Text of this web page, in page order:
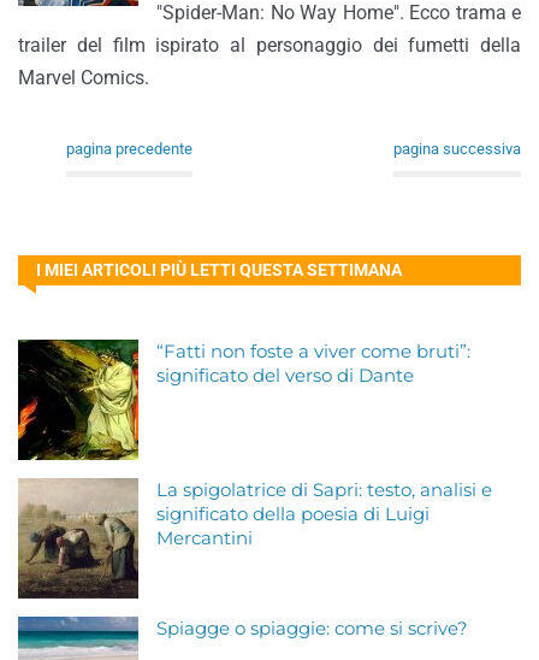
"Spider-Man: No Way Home". Ecco trama e
trailer del film ispirato al personaggio dei fumetti della
Marvel Comics.
pagina precedente pagina successiva
I MIEI ARTICOLI PIÙ LETTI QUESTA SETTIMANA
“Fatti non foste a viver come bruti”:
significato del verso di Dante
La spigolatrice di Sapri: testo, analisi e
significato della poesia di Luigi
Mercantini
Spiagge o spiaggie: come si scrive?